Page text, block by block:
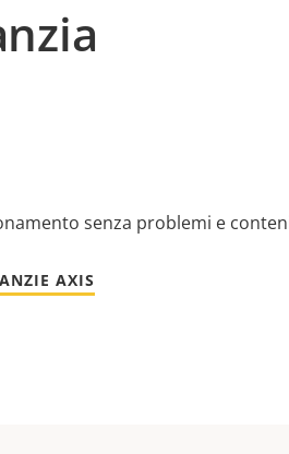
senza problemi e
AXIS